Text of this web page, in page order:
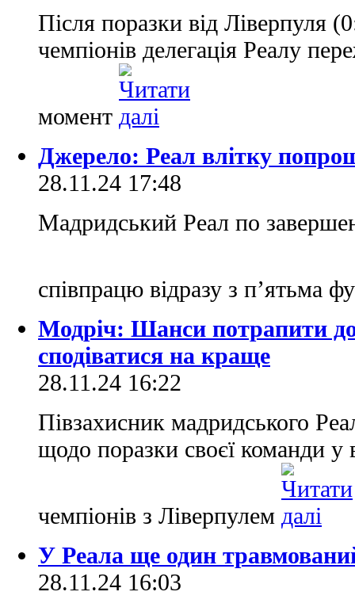
Після поразки від Ліверпуля
чемпіонів делегація Реалу
момент
Джерело: Реал влітку
28.11.24 17:48
Мадридський Реал по
співпрацю відразу з п’ятьма
Модріч: Шанси потрапити
сподіватися на краще
28.11.24 16:22
Півзахисник мадридського
щодо поразки своєї команди у
чемпіонів з Ліверпулем
У Реала ще один
28.11.24 16:03